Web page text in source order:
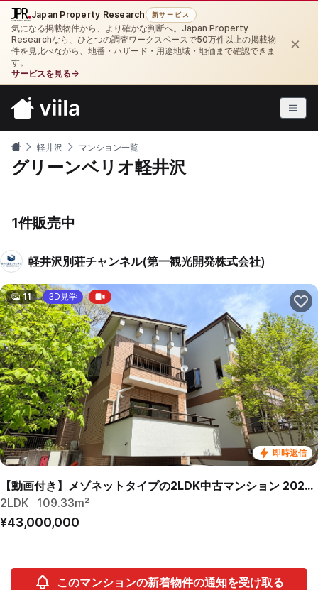
Japan Property Research 新サービス
気になる掲載物件から、より確かな判断へ。Japan Property
Researchなら、ひとつの調査ワークスペースで50万件以上の掲載物
件を見比べながら、地番・ハザード・用途地域・地価まで確認できま
す。
サービスを見る →
×
軽井沢 マンション一覧
グリーンベリオ軽井沢
1件販売中
軽井沢別荘チャンネル(第一観光開発株式会社)
即時返信
11 3D見学
【動画付き】メゾネットタイプの2LDK中古マンション 2026年リフォーム済
2LDK
109.33m²
¥43,000,000
このマンションの新着物件の通知を受け取る